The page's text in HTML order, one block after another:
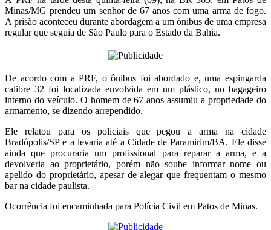
Minas/MG prendeu um senhor de 67 anos com uma arma de fogo.
A prisão aconteceu durante abordagem a um ônibus de uma empresa
regular que seguia de São Paulo para o Estado da Bahia.
De acordo com a PRF, o ônibus foi abordado e, uma espingarda
calibre 32 foi localizada envolvida em um plástico, no bagageiro
interno do veículo. O homem de 67 anos assumiu a propriedade do
armamento, se dizendo arrependido.
Ele relatou para os policiais que pegou a arma na cidade
Bradópolis/SP e a levaria até a Cidade de Paramirim/BA. Ele disse
ainda que procuraria um profissional para reparar a arma, e a
devolveria ao proprietário, porém não soube informar nome ou
apelido do proprietário, apesar de alegar que frequentam o mesmo
bar na cidade paulista.
Ocorrência foi encaminhada para Polícia Civil em Patos de Minas.